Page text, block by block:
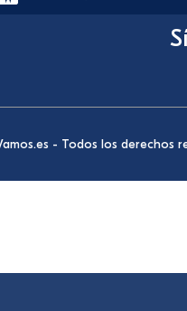
- Todos los derechos